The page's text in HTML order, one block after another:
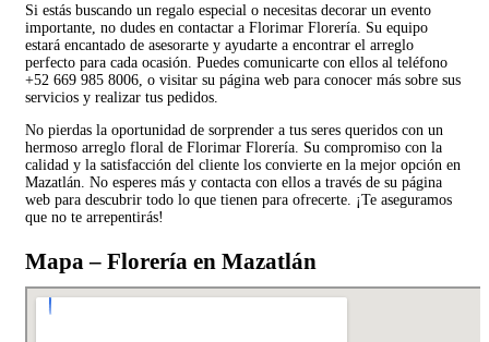
Si estás buscando un regalo especial o necesitas decorar un evento
importante, no dudes en contactar a Florimar Florería. Su equipo
estará encantado de asesorarte y ayudarte a encontrar el arreglo
perfecto para cada ocasión. Puedes comunicarte con ellos al teléfono
+52 669 985 8006, o visitar su página web para conocer más sobre sus
servicios y realizar tus pedidos.
No pierdas la oportunidad de sorprender a tus seres queridos con un
hermoso arreglo floral de Florimar Florería. Su compromiso con la
calidad y la satisfacción del cliente los convierte en la mejor opción en
Mazatlán. No esperes más y contacta con ellos a través de su página
web para descubrir todo lo que tienen para ofrecerte. ¡Te aseguramos
que no te arrepentirás!
Mapa – Florería en Mazatlán